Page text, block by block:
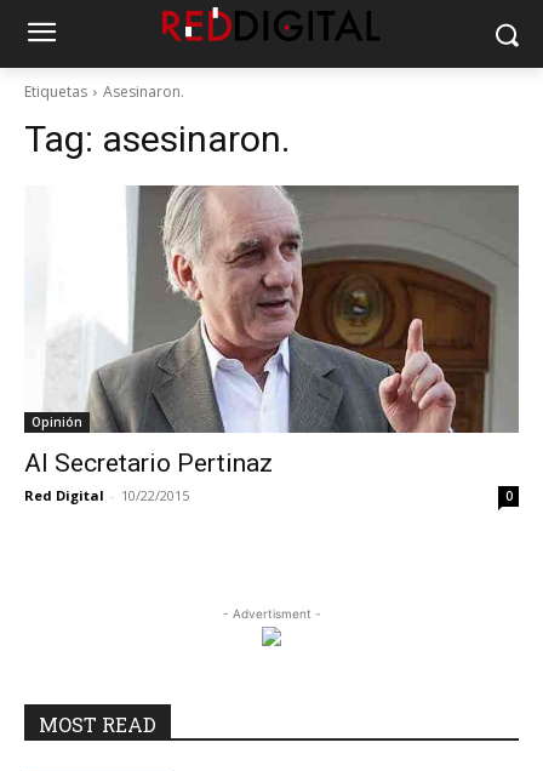
Etiquetas Asesinaron.
Tag: asesinaron.
Opinión
Al Secretario Pertinaz
Red Digital - 10/22/2015 0
- Advertisment -
MOST READ